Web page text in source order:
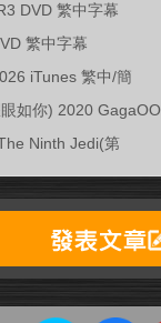
DVD 繁中字幕
繁中字幕
iTunes 繁中/簡
如你) 2020 GagaOO
Ninth Jedi(第